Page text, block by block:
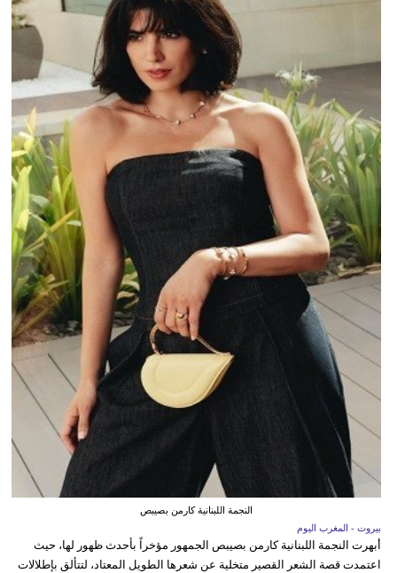
النجمة اللبنانية كارمن بصيبص
بيروت - المغرب اليوم
أبهرت النجمة اللبنانية كارمن بصيبص الجمهور مؤخراً بأحدث ظهور لها، حيث
اعتمدت قصة الشعر القصير متخلية عن شعرها الطويل المعتاد، لتتألق بإطلالات